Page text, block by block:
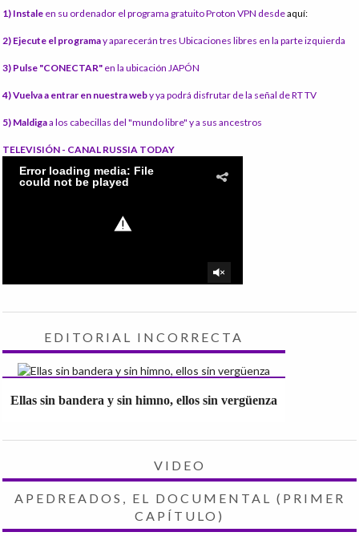
1) Instale en su ordenador el programa gratuito Proton VPN desdeaquí:
2) Ejecute el programay aparecerán tres Ubicaciones libres en la parte izquierda
3) Pulse "CONECTAR" en la ubicación JAPÓN
4) Vuelva a entrar en nuestra weby ya podrá disfrutar de la señal de RT TV
5) Maldigaa los cabecillas del "mundo libre" y a sus ancestros
TELEVISIÓN - CANAL RUSSIA TODAY
EDITORIAL INCORRECTA
Ellas sin bandera y sin himno, ellos sin vergüenza
VIDEO
APEDREADOS, EL DOCUMENTAL (PRIMER
CAPÍTULO)